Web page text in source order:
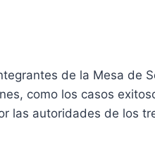
de la Mesa de
como los casos
las autoridades de los